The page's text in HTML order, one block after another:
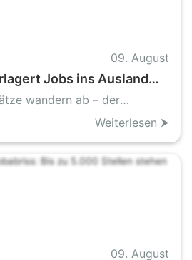
09. August
Jobs ins Ausland
– Deutschland
wandern ab – der
Weiterlesen ⮞
09. August